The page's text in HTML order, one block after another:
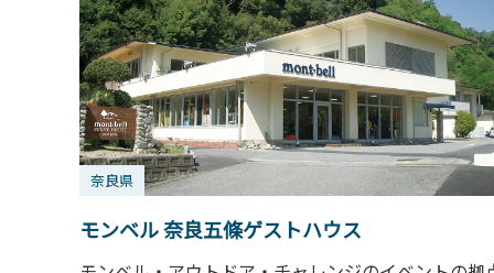
奈良県
モンベル 奈良五條ゲストハウス